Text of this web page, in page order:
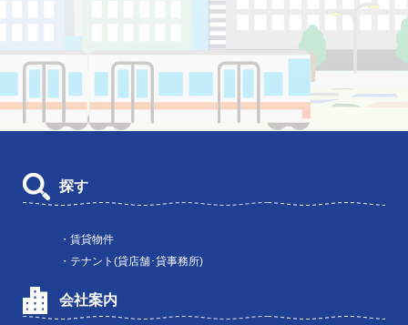
探す
・賃貸物件
・テナント(貸店舗･貸事務所)
会社案内